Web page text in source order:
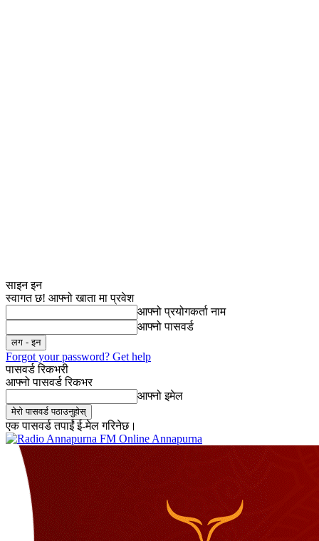
साइन इन
स्वागत छ! आफ्नो खाता मा प्रवेश
आफ्नो प्रयोगकर्ता नाम
आफ्नो पासवर्ड
Forgot your password? Get help
पासवर्ड रिकभरी
आफ्नो पासवर्ड रिकभर
आफ्नो इमेल
एक पासवर्ड तपाईं ई-मेल गरिनेछ।
Online Annapurna